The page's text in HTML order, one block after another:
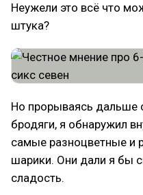
Неужели это всё что
штука?
Но прорываясь дальше
бродяги, я обнаружил
самые разноцветные и
шарики. Они дали я бы
сладость.